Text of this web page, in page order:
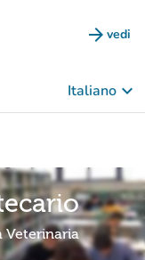
arrow_forward vedi
Italiano keyboard_arrow_down
Veterinaria